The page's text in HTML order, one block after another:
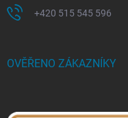
+420 515 545 596
OVĚŘENO ZÁKAZNÍKY